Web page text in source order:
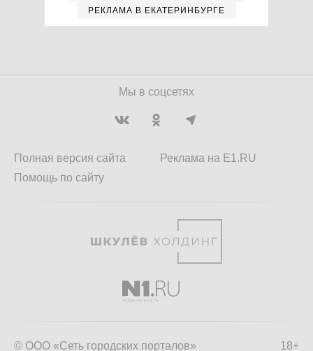
РЕКЛАМА В ЕКАТЕРИНБУРГЕ
Мы в соцсетях
Полная версия сайта
Помощь по сайту
Реклама на E1.RU
18+
© ООО «Сеть городских порталов»